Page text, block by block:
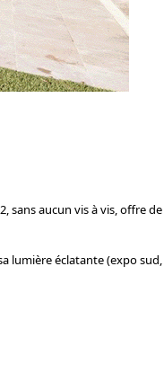
sans aucun vis à vis, offre
lumière éclatante (expo